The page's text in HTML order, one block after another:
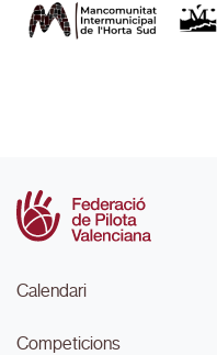
Calendari
Competicions